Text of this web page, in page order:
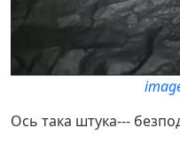
Ось така штука---